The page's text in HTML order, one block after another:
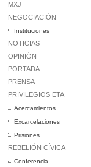
MXJ
NEGOCIACIÓN
Instituciones
NOTICIAS
OPINIÓN
PORTADA
PRENSA
PRIVILEGIOS ETA
Acercamientos
Excarcelaciones
Prisiones
REBELIÓN CÍVICA
Conferencia